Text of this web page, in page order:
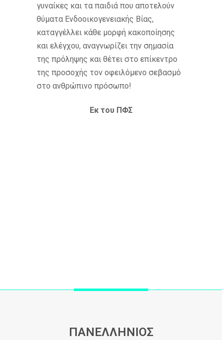
γυναίκες και τα παιδιά που αποτελούν
θύματα Ενδοοικογενειακής Βίας,
καταγγέλλει κάθε μορφή κακοποίησης
και ελέγχου, αναγνωρίζει την σημασία
της πρόληψης και θέτει στο επίκεντρο
της προσοχής τον οφειλόμενο σεβασμό
στο ανθρώπινο πρόσωπο!
Εκ του ΠΦΣ
ΠΑΝΕΛΛΗΝΙΟΣ